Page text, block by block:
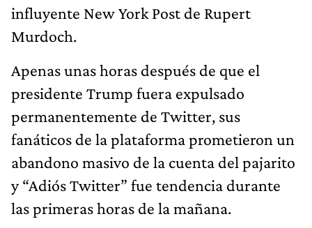
influyente New York Post de Rupert
Murdoch.
Apenas unas horas después de que el
presidente Trump fuera expulsado
permanentemente de Twitter, sus
fanáticos de la plataforma prometieron un
abandono masivo de la cuenta del pajarito
y “Adiós Twitter” fue tendencia durante
las primeras horas de la mañana.